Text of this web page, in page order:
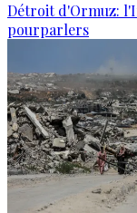
Détroit d'Ormuz:
pourparlers